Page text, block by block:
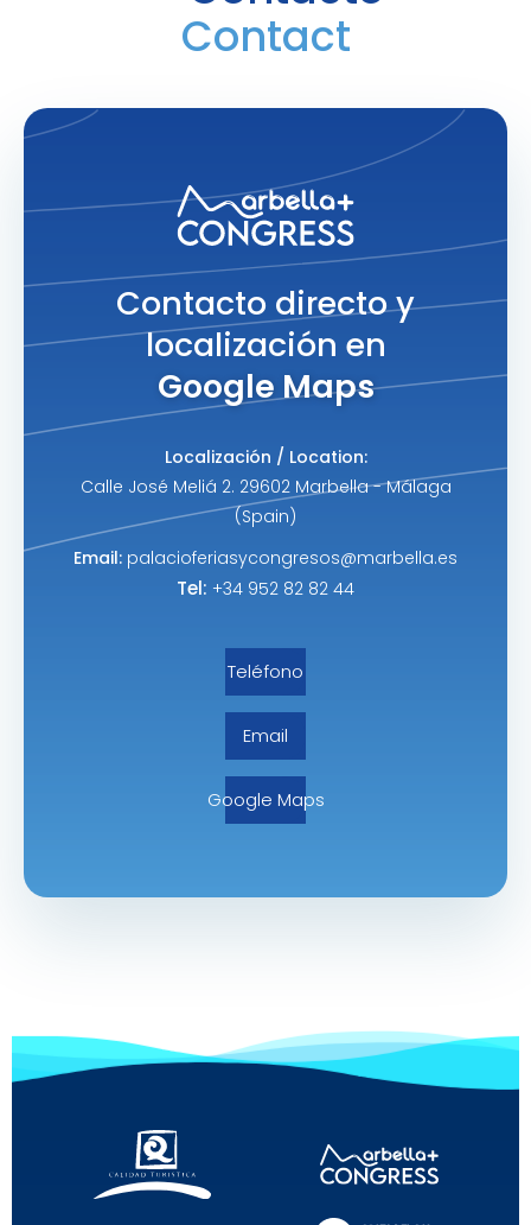
Contact
Contacto directo y
localización en
Google Maps
Localización / Location:
Calle José Meliá 2. 29602 Marbella - Málaga
(Spain)
Email: palacioferiasycongresos@marbella.es
Tel: +34 952 82 82 44
Teléfono
Email
Google Maps